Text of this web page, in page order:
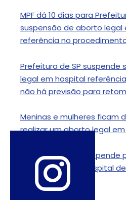
MPF dá 10 dias para
suspensão de aborto legal
referência no
Prefeitura de SP suspende
legal em hospital
não há previsão para
Meninas e mulheres ficam
realizar um aborto legal em
Prefeitura de SP
aborto legal em hospital
Capital